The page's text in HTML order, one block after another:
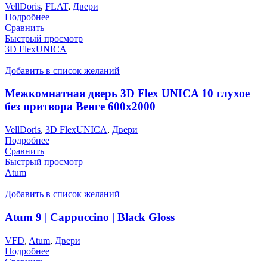
VellDoris, FLAT, Двери
Подробнее
Сравнить
Быстрый просмотр
3D FlexUNICA
Добавить в список желаний
Межкомнатная дверь 3D Flex UNICA 10 глухое
без притвора Венге 600х2000
VellDoris, 3D FlexUNICA, Двери
Подробнее
Сравнить
Быстрый просмотр
Atum
Добавить в список желаний
Atum 9 | Cappuccino | Black Gloss
VFD, Atum, Двери
Подробнее